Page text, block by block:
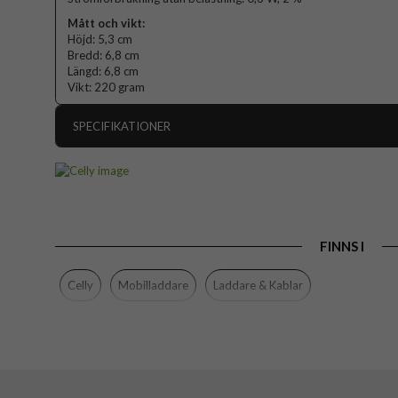
Mått och vikt:
Höjd: 5,3 cm
Bredd: 6,8 cm
Längd: 6,8 cm
Vikt: 220 gram
SPECIFIKATIONER
Färg
Material
FINNS I
Celly Mobilladdare Laddare & Kablar